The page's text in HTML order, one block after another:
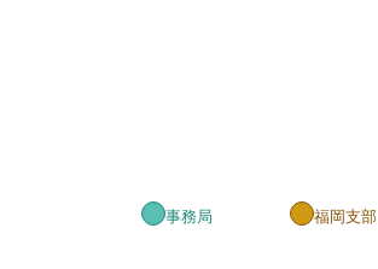
事務局 福岡支部